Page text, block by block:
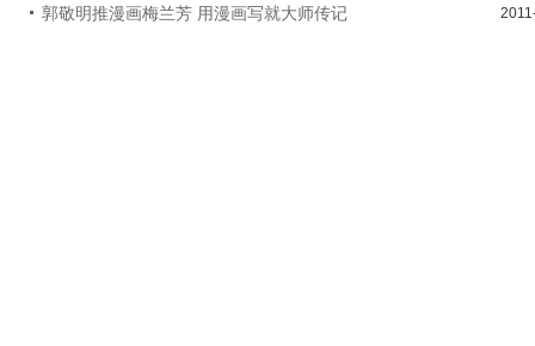
郭敬明推漫画梅兰芳 用漫画写就大师传记